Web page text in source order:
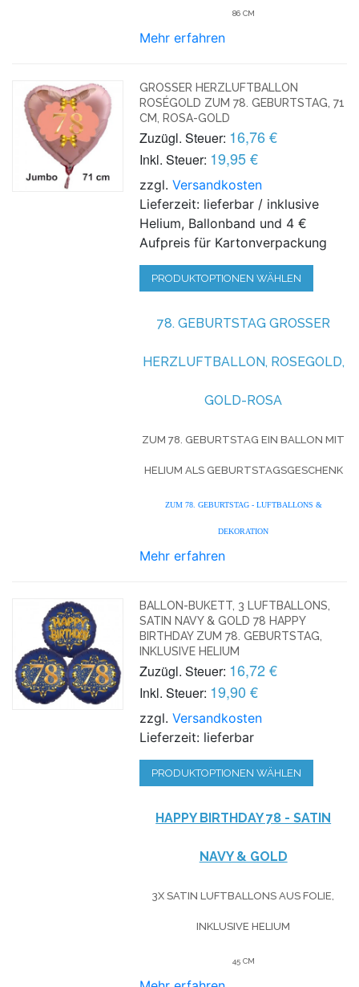
86 CM
Mehr erfahren
GROSSER HERZLUFTBALLON R
OSÉGOLD ZUM 78. GEBURTSTAG, 71 C
M, ROSA-GOLD
Zuzügl. Steuer: 16,76 €
Inkl. Steuer: 19,95 €
zzgl.Versandkosten
Lieferzeit: lieferbar / inklusive
Helium, Ballonband und 4 €
Aufpreis für Kartonverpackung
PRODUKTOPTIONEN WÄHLEN
78. GEBURTSTAG GROSSER H
ERZLUFTBALLON, ROSEGOLD, G
OLD-ROSA
ZUM 78. GEBURTSTAG EIN BALLON MIT
HELIUM ALS GEBURTSTAGSGESCHENK
ZUM 78. GEBURTSTAG - LUFTBALLONS &
DEKORATION
Mehr erfahren
BALLON-BUKETT, 3 LUFTBALLONS,
SATIN NAVY & GOLD 78 HAPPY
BIRTHDAY ZUM 78. GEBURTSTAG,
INKLUSIVE HELIUM
Zuzügl. Steuer: 16,72 €
Inkl. Steuer: 19,90 €
zzgl.Versandkosten
Lieferzeit: lieferbar
PRODUKTOPTIONEN WÄHLEN
HAPPY BIRTHDAY 78 - SATIN
NAVY & GOLD
3X SATIN LUFTBALLONS AUS FOLIE,
INKLUSIVE HELIUM
45 CM